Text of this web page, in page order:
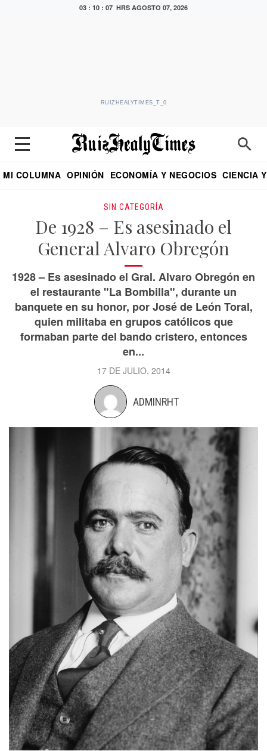
03 : 10 : 08 HRS AGOSTO 07, 2026
RUIZHEALYTIMES_T_0
MI COLUMNA OPINIÓN ECONOMÍA Y NEGOCIOS CIENCIA
SIN CATEGORÍA
De 1928 – Es asesinado el
General Alvaro Obregón
1928 – Es asesinado el Gral. Alvaro Obregón en
el restaurante "La Bombilla", durante un
banquete en su honor, por José de León Toral,
quien militaba en grupos católicos que
formaban parte del bando cristero, entonces
en...
17 DE JULIO, 2014
ADMINRHT